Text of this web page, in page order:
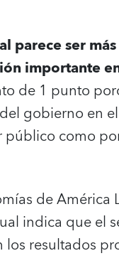
parece ser
importante
de 1 punto
gobierno en
como
de América
indica que el
resultados